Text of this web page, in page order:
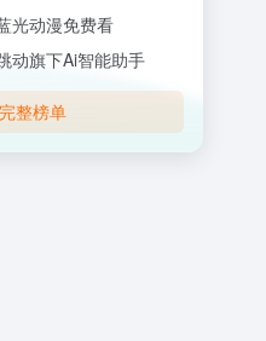
光动漫免费看
动旗下Ai智能助手
整榜单